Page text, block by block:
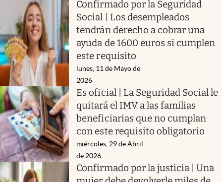
Confirmado por la Seguridad
Social | Los desempleados
tendrán derecho a cobrar una
ayuda de 1600 euros si cumplen
este requisito
lunes, 11 de Mayo de
2026
Es oficial | La Seguridad Social le
quitará el IMV a las familias
beneficiarias que no cumplan
con este requisito obligatorio
miércoles, 29 de Abril
de 2026
Confirmado por la justicia | Una